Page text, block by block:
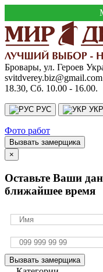
Бровары, ул. Героев
svitdverey.biz@gmail.com
18.30, Сб. 10.00 - 16.00.
РУС УКР
Фото работ
Вызвать замерщика
×
Оставьте Ваши
ближайшее время
Вызвать замерщика